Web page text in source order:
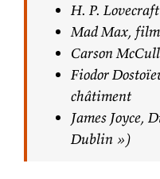
H. P. Lovecraft
Mad Max,
Carson
Fiodor
châtiment
James Joyce,
Dublin »)